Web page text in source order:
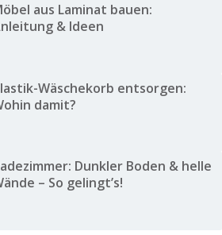
aus Laminat bauen:
& Ideen
Wäschekorb entsorgen:
damit?
Dunkler Boden & helle
– So gelingt’s!